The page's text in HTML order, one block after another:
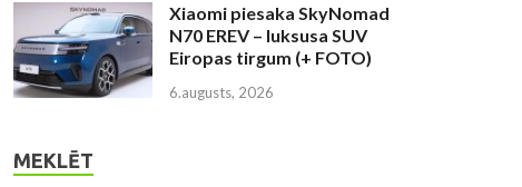
Xiaomi piesaka SkyNomad
N70 EREV – luksusa SUV
Eiropas tirgum (+ FOTO)
6.augusts, 2026
MEKLĒT